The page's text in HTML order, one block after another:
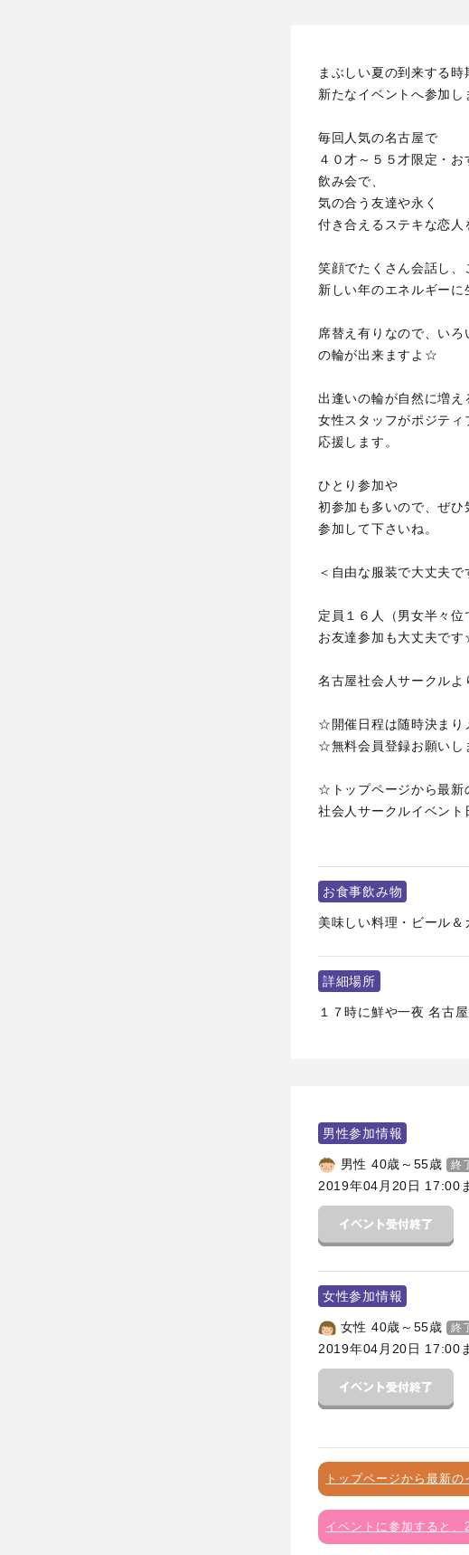
まぶしい夏の到来する時
新たなイベントへ参加し
毎回人気の名古屋で
４０才～５５才限定・お
飲み会で、
気の合う友達や永く
付き合えるステキな恋人
笑顔でたくさん会話し、
新しい年のエネルギーに
席替え有りなので、いろ
の輪が出来ますよ☆
出逢いの輪が自然に増え
女性スタッフがポジティ
応援します。
ひとり参加や
初参加も多いので、ぜひ
参加して下さいね。
＜自由な服装で大丈夫で
定員１６人（男女半々位
お友達参加も大丈夫で
名古屋社会人サークルよ
☆開催日程は随時決まり
☆無料会員登録お願いし
☆トップページから最新
社会人サークルイベン
お食事飲み物
美味しい料理・ビール
詳細場所
１７時に鮮や一夜 名古
男性参加情報
男性 40歳～55歳 終
2019年04月20日 17:00
女性参加情報
女性 40歳～55歳 終
2019年04月20日 17:00
トップページから最新
イベントに参加すると